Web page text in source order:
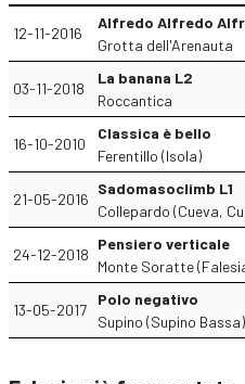
12-11-2016
Alfredo Alfredo
Grotta dell'Arenauta
03-11-2018
La banana L2
Roccantica
16-10-2010
Classica è bello
Ferentillo (Isola)
21-05-2016
Sadomasoclimb L1
Collepardo (Cueva,
24-12-2018
Pensiero verticale
Monte Soratte
13-05-2017
Polo negativo
Supino (Supino Bassa)